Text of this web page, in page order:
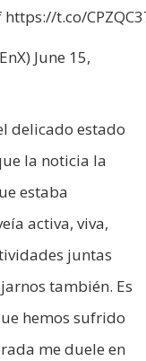
t.co/
June 15,
delicado estado
la noticia la
estaba
activa, viva,
juntas
también. Es
hemos sufrido
me duele en